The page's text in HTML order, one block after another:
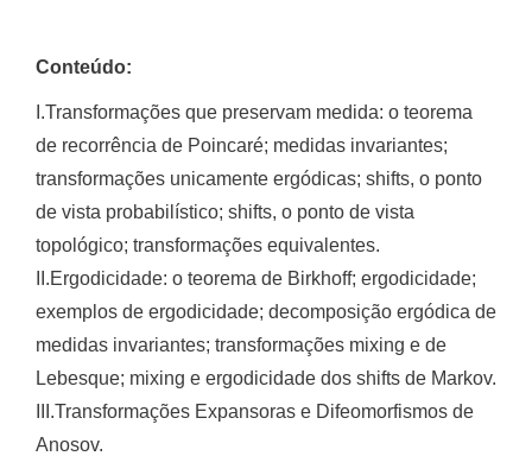
Conteúdo:
I.Transformações que preservam medida: o teorema
de recorrência de Poincaré; medidas invariantes;
transformações unicamente ergódicas; shifts, o ponto
de vista probabilístico; shifts, o ponto de vista
topológico; transformações equivalentes.
II.Ergodicidade: o teorema de Birkhoff; ergodicidade;
exemplos de ergodicidade; decomposição ergódica de
medidas invariantes; transformações mixing e de
Lebesque; mixing e ergodicidade dos shifts de Markov.
III.Transformações Expansoras e Difeomorfismos de
Anosov.